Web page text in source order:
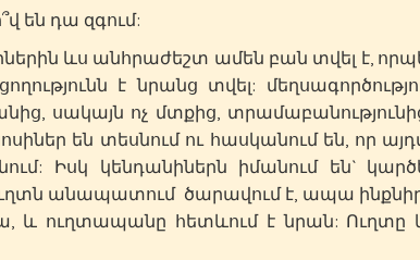
են դա զգում:
ևս անհրաժեշտ ամեն բան տվել է,
է նրանց տվել:
սակայն ոչ մտքից,
են տեսնում ու հասկանում են, որ
Իսկ կենդանիներն իմանում են`
անապատում ծարավում է, ապա
և ուղտապանը հետևում է նրան: Ուղտը